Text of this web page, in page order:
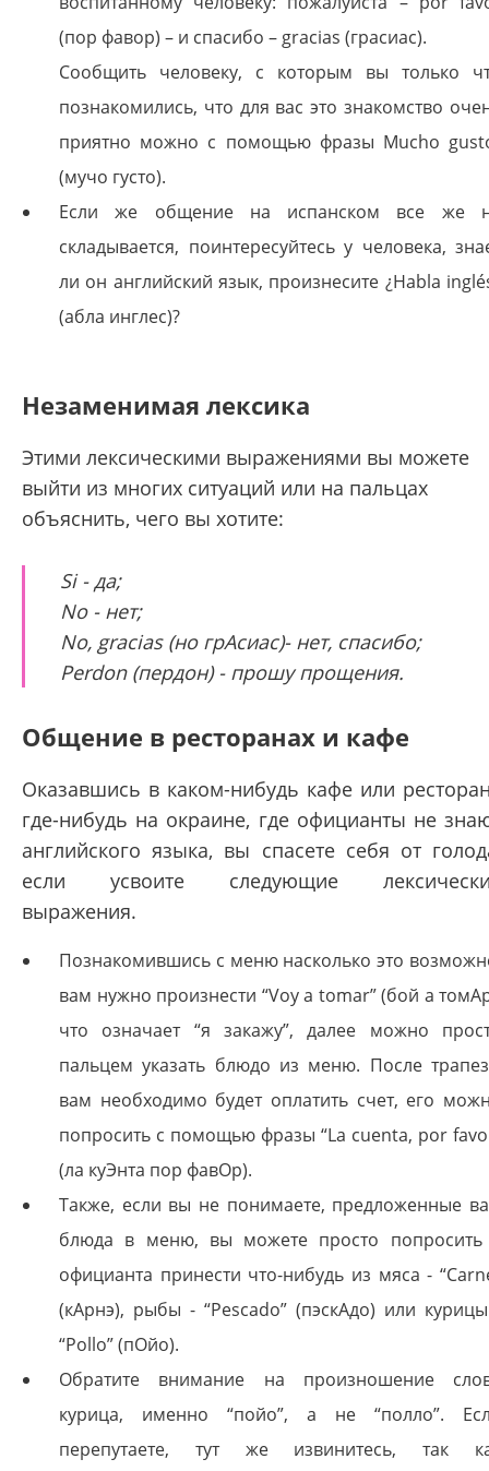
(пор фавор) – и спасибо – gracias (грасиас).
Сообщить человеку, с которым вы только
познакомились, что для вас это знакомство
приятно можно с помощью фразы Mucho
(мучо густо).
Если же общение на испанском все же
складывается, поинтересуйтесь у человека,
ли он английский язык, произнесите ¿Habla
(абла инглес)?
Незаменимая лексика
Этими лексическими выражениями вы можете
выйти из многих ситуаций или на пальцах
объяснить, чего вы хотите:
Si - да;
No - нет;
No, gracias (но грАсиас)- нет, спасибо;
Perdon (пердон) - прошу прощения.
Общение в ресторанах и кафе
Оказавшись в каком-нибудь кафе или
где-нибудь на окраине, где официанты не
английского языка, вы спасете себя от
если усвоите следующие
выражения.
Познакомившись с меню насколько это
вам нужно произнести “Voy a tomar” (бой а
что означает “я закажу”, далее можно
пальцем указать блюдо из меню. После
вам необходимо будет оплатить счет, его
попросить с помощью фразы “La cuenta, por
(ла куЭнта пор фавОр).
Также, если вы не понимаете, предложенные
блюда в меню, вы можете просто попросить
официанта принести что-нибудь из мяса -
(кАрнэ), рыбы - “Pescado” (пэскАдо) или
“Pollo” (пОйо).
Обратите внимание на произношение
курица, именно “пойо”, а не “полло”.
перепутаете, тут же извинитесь, так